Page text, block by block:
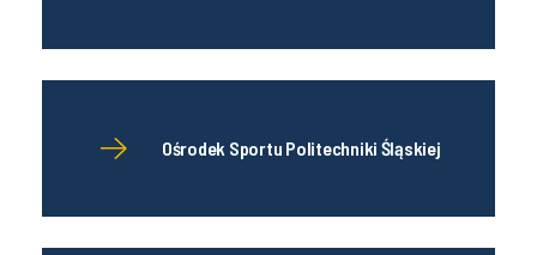
Ośrodek Sportu Politechniki Śląskiej